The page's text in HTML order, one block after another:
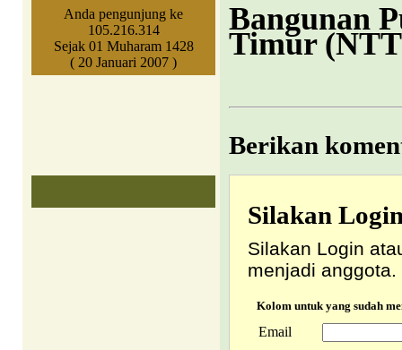
Anda pengunjung ke
105.216.314
Sejak 01 Muharam 1428
( 20 Januari 2007 )
Bangunan
Timur
Berikan
Silakan
Silakan Login
menjadi anggota.
Kolom untuk yang sudah
Email